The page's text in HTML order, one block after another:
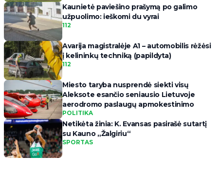
Kaunietė paviešino prašymą po galimo
užpuolimo: ieškomi du vyrai
112
Avarija magistralėje A1 – automobilis rėžėsi
į kelininkų techniką (papildyta)
112
Miesto taryba nusprendė siekti visų
Aleksote esančio seniausio Lietuvoje
aerodromo paslaugų apmokestinimo
POLITIKA
Netikėta žinia: K. Evansas pasirašė sutartį
su Kauno „Žalgiriu“
SPORTAS